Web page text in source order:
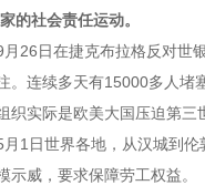
社会责任运动。
日在捷克布拉格反对世银
。连续多天有15000多人堵
织实际是欧美大国压迫第三
日世界各地，从汉城到伦
示威，要求保障劳工权益。